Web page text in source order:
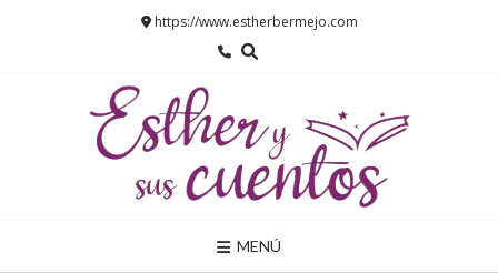
https://www.estherbermejo.com
MENÚ